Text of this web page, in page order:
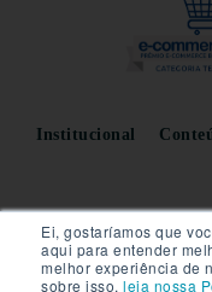
Ei, gostaríamos que
aqui para entender
melhor experiência de
sobre isso, leia nossa
Institucional